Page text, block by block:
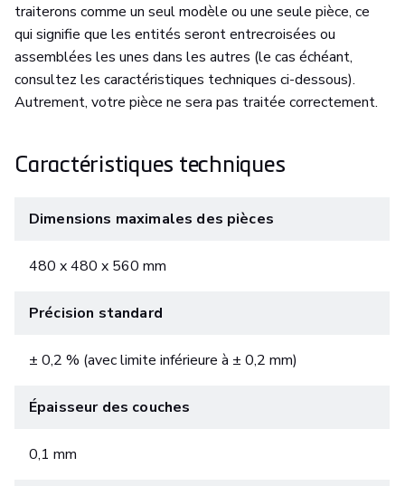
traiterons comme un seul modèle ou une seule pièce, ce
qui signifie que les entités seront entrecroisées ou
assemblées les unes dans les autres (le cas échéant,
consultez les caractéristiques techniques ci-dessous).
Autrement, votre pièce ne sera pas traitée correctement.
Caractéristiques techniques
Dimensions maximales des pièces
480 x 480 x 560 mm
Précision standard
± 0,2 % (avec limite inférieure à ± 0,2 mm)
Épaisseur des couches
0,1 mm